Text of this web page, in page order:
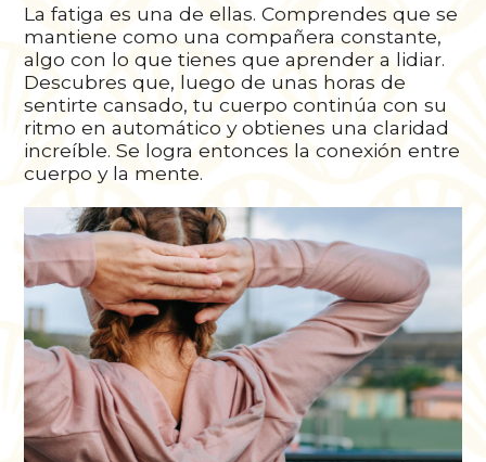
La fatiga es una de ellas. Comprendes que se
mantiene como una compañera constante,
algo con lo que tienes que aprender a lidiar.
Descubres que, luego de unas horas de
sentirte cansado, tu cuerpo continúa con su
ritmo en automático y obtienes una claridad
increíble. Se logra entonces la conexión entre
cuerpo y la mente.